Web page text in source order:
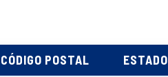
CÓDIGO POSTAL ESTADO